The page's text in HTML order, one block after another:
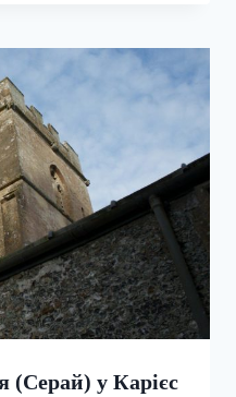
(Серай) у Карієс